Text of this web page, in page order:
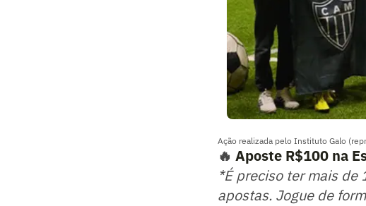
Ação realizada pelo Instituto Galo
🔥 Aposte R$100 na
*É preciso ter mais
apostas. Jogue de